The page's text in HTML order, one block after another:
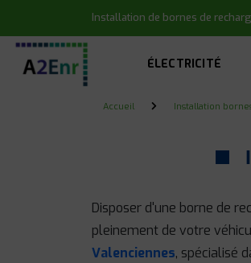
Installation de bornes de
ÉLECTRICITÉ
Accueil Installation
Disposer d'une borne de
pleinement de votre
Valenciennes, spécialisé
Panneau de gestion des cookies